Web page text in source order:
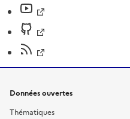
Données ouvertes
Thématiques